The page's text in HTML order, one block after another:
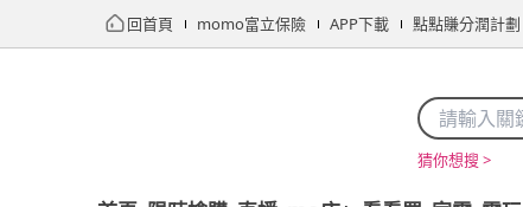
回首頁 momo富立保險 APP下載 點點賺分潤計劃
猜你想搜 >